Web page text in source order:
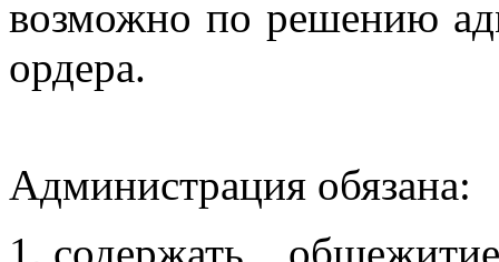
возможно по решению
ордера.
Администрация обязана:
содержать